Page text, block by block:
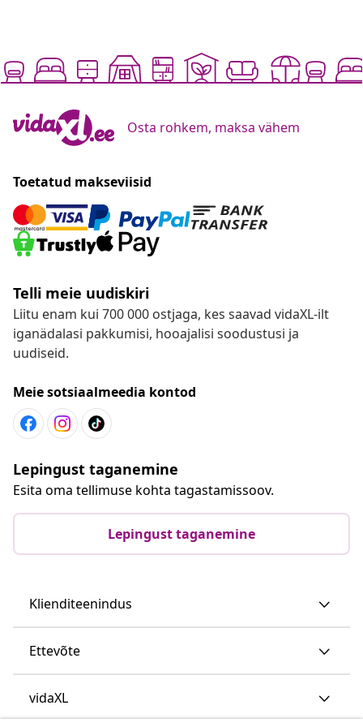
Osta rohkem, maksa vähem
Toetatud makseviisid
Telli meie uudiskiri
Liitu enam kui 700 000 ostjaga, kes saavad vidaXL-ilt
iganädalasi pakkumisi, hooajalisi soodustusi ja
uudiseid.
Meie sotsiaalmeedia kontod
Lepingust taganemine
Esita oma tellimuse kohta tagastamissoov.
Lepingust taganemine
Klienditeenindus
Ettevõte
vidaXL